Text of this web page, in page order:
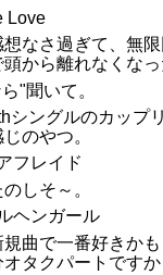
Love
想なさ過ぎて、無
頭から離れなくなっ
"聞いて。
シングルのカップ
のやつ。
フレイド
のしそ～。
ヘンガール
規曲で一番好きか
オタクパートですか